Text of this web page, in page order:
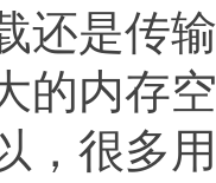
还是传
的内存
，很多